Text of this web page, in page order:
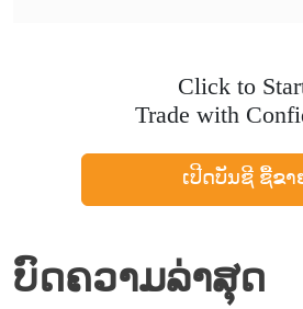
Click to
Trade with
ເປີດບັນຊີ ຊື້ຂາ
ບົດຄວາມລ່າສຸດ